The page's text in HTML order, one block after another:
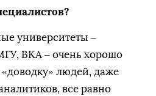
университеты –
ВКА – очень хорошо
людей, даже
все равно